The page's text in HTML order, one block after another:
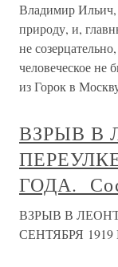
Владимир Ильич,
природу, и,
не
человеческое не
из Горок в
ВЗРЫВ В
ГОДА.
ВЗРЫВ В
СЕНТЯБРЯ 1919